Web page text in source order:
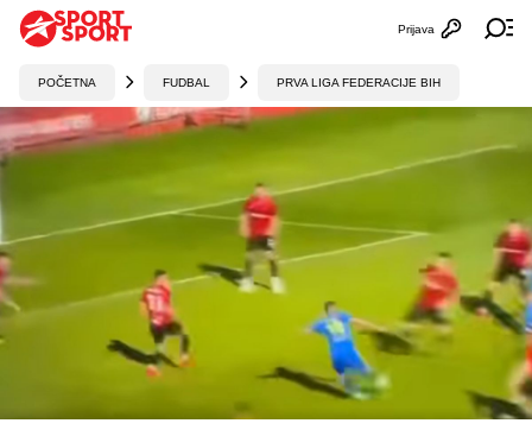
Otvori
Prijava
POČETNA FUDBAL PRVA LIGA FEDERACIJE BIH